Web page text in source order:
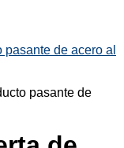
de acero al